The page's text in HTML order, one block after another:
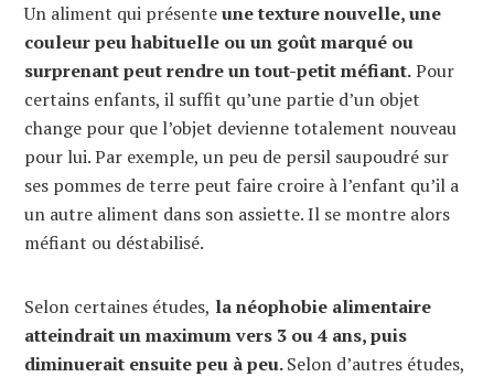
Un aliment qui présenteune texture nouvelle, une
couleur peu habituelle ou un goût marqué ou
surprenant peut rendre un tout-petit méfiant.Pour
certains enfants, il suffit qu’une partie d’un objet
change pour que l’objet devienne totalement nouveau
pour lui. Par exemple, un peu de persil saupoudré sur
ses pommes de terre peut faire croire à l’enfant qu’il a
un autre aliment dans son assiette. Il se montre alors
méfiant ou déstabilisé.
Selon certaines études, la néophobie alimentaire
atteindrait un maximum vers 3 ou 4 ans, puis
diminuerait ensuite peu à peu.Selon d’autres études,